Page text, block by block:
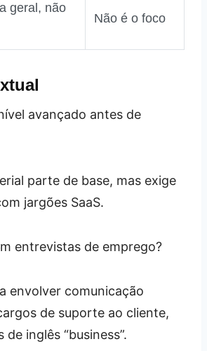
geral, não
Não é o foco
avançado antes de
parte de base, mas exige
jargões SaaS.
entrevistas de emprego?
envolver comunicação
de suporte ao cliente,
inglês “business”.